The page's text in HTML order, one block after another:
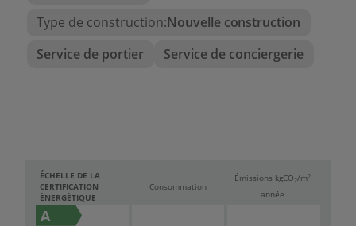
Type de construction:Nouvelle construction
Service de portier
Service de conciergerie
ÉCHELLE DE LA
CERTIFICATION
ÉNERGÉTIQUE
Consommation
Émissions kgCO2/m2
année
A